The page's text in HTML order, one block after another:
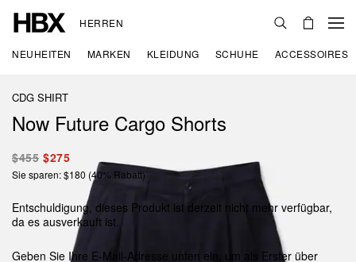
HERREN
NEUHEITEN MARKEN KLEIDUNG SCHUHE ACCESSOIRES
CDG SHIRT
Now Future Cargo Shorts
$455 $275
Sie sparen: $180 (40% Rabatt)
Entschuldigung, dieses Produkt ist derzeit nicht mehr verfügbar,
da es ausverkauft ist.
Geben Sie Ihre E-Mail-Adresse unten ein, um als Erster über